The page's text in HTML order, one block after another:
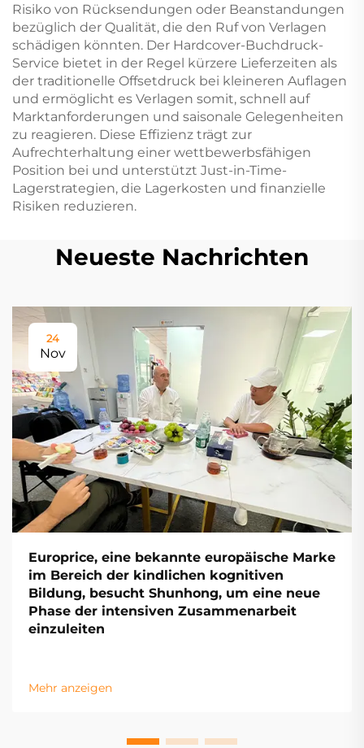
Risiko von Rücksendungen oder Beanstandungen
bezüglich der Qualität, die den Ruf von Verlagen
schädigen könnten. Der Hardcover-Buchdruck-
Service bietet in der Regel kürzere Lieferzeiten als
der traditionelle Offsetdruck bei kleineren Auflagen
und ermöglicht es Verlagen somit, schnell auf
Marktanforderungen und saisonale Gelegenheiten
zu reagieren. Diese Effizienz trägt zur
Aufrechterhaltung einer wettbewerbsfähigen
Position bei und unterstützt Just-in-Time-
Lagerstrategien, die Lagerkosten und finanzielle
Risiken reduzieren.
Neueste Nachrichten
24
Nov
Europrice, eine bekannte europäische Marke
im Bereich der kindlichen kognitiven
Bildung, besucht Shunhong, um eine neue
Phase der intensiven Zusammenarbeit
einzuleiten
Mehr anzeigen